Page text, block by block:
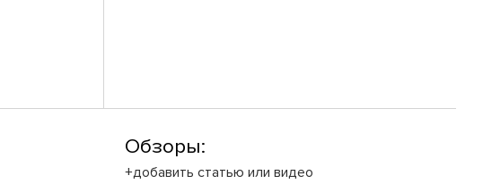
Обзоры:
+добавить статью или видео